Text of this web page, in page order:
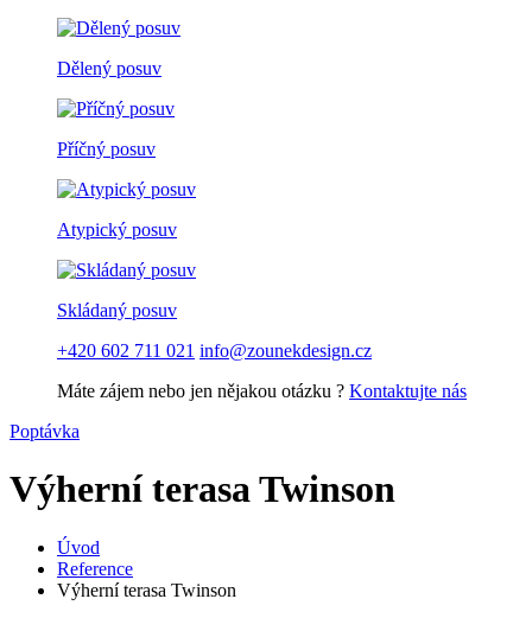
Dělený posuv
Příčný posuv
Atypický posuv
Skládaný posuv
+420 602 711 021 info@zounekdesign.cz
Máte zájem nebo jen nějakou otázku ? Kontaktujte nás
Poptávka
Výherní terasa Twinson
Úvod
Reference
Výherní terasa Twinson